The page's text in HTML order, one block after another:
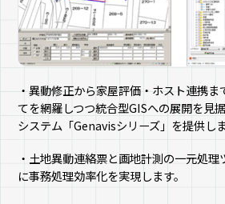
・異動修正から家屋評価・ホスト連携
てを網羅しつつ統合型GISへの展開を見
システム「Genavisシリーズ」を提供しま
・土地異動連絡票と画地計測の一元処
に事務処理効率化を実現します。